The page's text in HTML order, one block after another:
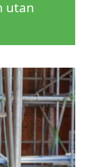
utan